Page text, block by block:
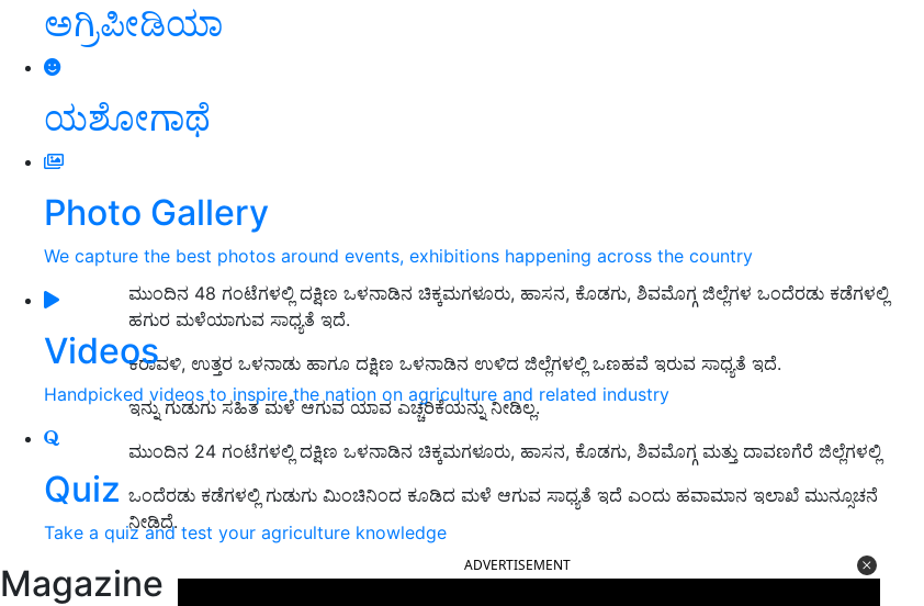
ಅಗ್ರಿಪೀಡಿಯಾ
ಯಶೋಗಾಥೆ
Photo Gallery
We capture the best photos around events, exhibitions happening across the country
Videos
Handpicked videos to inspire the nation on agriculture and related industry
Quiz
Take a quiz and test your agriculture knowledge
Magazine
ಮುಂದಿನ 48 ಗಂಟೆಗಳಲ್ಲಿ ದಕ್ಷಿಣ ಒಳನಾಡಿನ ಚಿಕ್ಕಮಗಳೂರು, ಹಾಸನ, ಕೊಡಗು, ಶಿವಮೊಗ್ಗ ಜಿಲ್ಲೆಗಳ ಒಂದೆರಡು ಕಡೆಗಳಲ್ಲಿ
ಹಗುರ ಮಳೆಯಾಗುವ ಸಾಧ್ಯತೆ ಇದೆ.
ಕರಾವಳಿ, ಉತ್ತರ ಒಳನಾಡು ಹಾಗೂ ದಕ್ಷಿಣ ಒಳನಾಡಿನ ಉಳಿದ ಜಿಲ್ಲೆಗಳಲ್ಲಿ ಒಣಹವೆ ಇರುವ ಸಾಧ್ಯತೆ ಇದೆ.
ಇನ್ನು ಗುಡುಗು ಸಹಿತ ಮಳೆ ಆಗುವ ಯಾವ ಎಚ್ಚರಿಕೆಯನ್ನು ನೀಡಿಲ್ಲ.
ಮುಂದಿನ 24 ಗಂಟೆಗಳಲ್ಲಿ ದಕ್ಷಿಣ ಒಳನಾಡಿನ ಚಿಕ್ಕಮಗಳೂರು, ಹಾಸನ, ಕೊಡಗು, ಶಿವಮೊಗ್ಗ ಮತ್ತು ದಾವಣಗೆರೆ ಜಿಲ್ಲೆಗಳಲ್ಲಿ
ಒಂದೆರಡು ಕಡೆಗಳಲ್ಲಿ ಗುಡುಗು ಮಿಂಚಿನಿಂದ ಕೂಡಿದ ಮಳೆ ಆಗುವ ಸಾಧ್ಯತೆ ಇದೆ ಎಂದು ಹವಾಮಾನ ಇಲಾಖೆ ಮುನ್ಸೂಚನೆ
ನೀಡಿದೆ.
ADVERTISEMENT